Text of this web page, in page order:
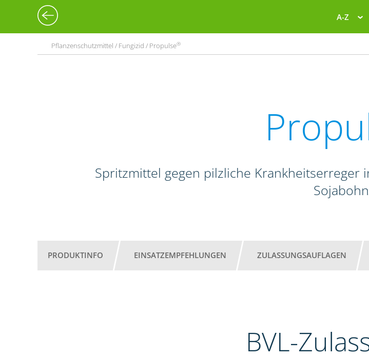
A-Z
Pflanzenschutzmittel / Fungizid / Propulse®
Spritzmittel gegen pilzliche Krankheitserreger
PRODUKTINFO EINSATZEMPFEHLUNGEN ZULASSUNGSAUFLAGEN
BVL-